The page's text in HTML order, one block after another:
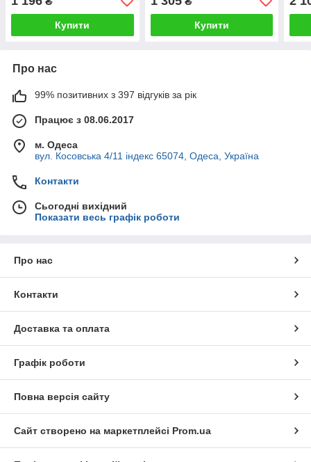
Купити Купити
Про нас
99% позитивних з 397 відгуків за рік
Працює з 08.06.2017
м. Одеса
вул. Косовська 4/11 індекс 65074, Одеса, Україна
Контакти
Сьогодні вихідний
Показати весь графік роботи
Про нас
Контакти
Доставка та оплата
Графік роботи
Повна версія сайту
Сайт створено на маркетплейсі Prom.ua